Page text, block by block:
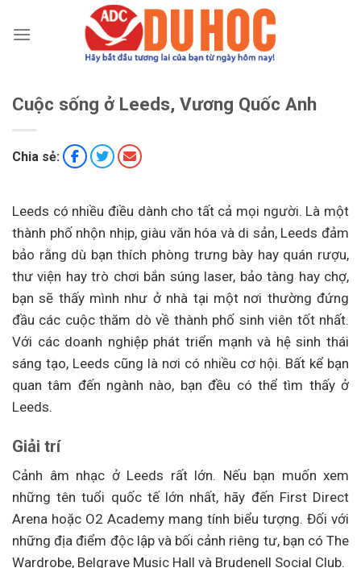
đến
Cuộc sống ở Leeds, Vương Quốc Anh
Chia sẻ:
Leeds có nhiều điều dành cho tất cả mọi người. Là một
thành phố nhộn nhịp, giàu văn hóa và di sản, Leeds đảm
bảo rằng dù bạn thích phòng trưng bày hay quán rượu,
thư viện hay trò chơi bắn súng laser, bảo tàng hay chợ,
bạn sẽ thấy mình như ở nhà tại một nơi thường đứng
đầu các cuộc thăm dò về thành phố sinh viên tốt nhất.
Với các doanh nghiệp phát triển mạnh và hệ sinh thái
sáng tạo, Leeds cũng là nơi có nhiều cơ hội. Bất kể bạn
quan tâm đến ngành nào, bạn đều có thể tìm thấy ở
Leeds.
Giải trí
Cảnh âm nhạc ở Leeds rất lớn. Nếu bạn muốn xem
những tên tuổi quốc tế lớn nhất, hãy đến First Direct
Arena hoặc O2 Academy mang tính biểu tượng. Đối với
những địa điểm độc lập và bối cảnh riêng tư, bạn có The
Wardrobe, Belgrave Music Hall và Brudenell Social Club.